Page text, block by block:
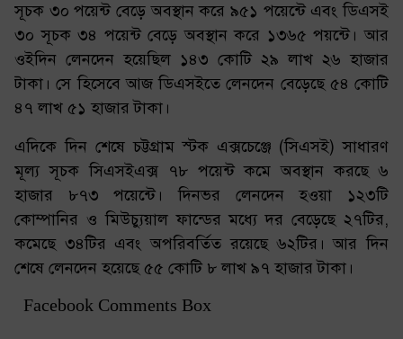
সূচক ৩০ পয়েন্ট বেড়ে অবস্থান করে ৯৫১ পয়েন্টে এবং ডিএসই
৩০ সূচক ৩৪ পয়েন্ট বেড়ে অবস্থান করে ১৩৬৫ পয়ন্টে। আর
ওইদিন লেনদেন হয়েছিল ১৪৩ কোটি ২৯ লাখ ২৬ হাজার
টাকা। সে হিসেবে আজ ডিএসইতে লেনদেন বেড়েছে ৫৪ কোটি
৪৭ লাখ ৫১ হাজার টাকা।
এদিকে দিন শেষে চট্টগ্রাম স্টক এক্সচেঞ্জে (সিএসই) সাধারণ
মূল্য সূচক সিএসইএক্স ৭৮ পয়েন্ট কমে অবস্থান করছে ৬
হাজার ৮৭৩ পয়েন্টে। দিনভর লেনদেন হওয়া ১২৩টি
কোম্পানির ও মিউচ্যুয়াল ফান্ডের মধ্যে দর বেড়েছে ২৭টির,
কমেছে ৩৪টির এবং অপরিবর্তিত রয়েছে ৬২টির। আর দিন
শেষে লেনদেন হয়েছে ৫৫ কোটি ৮ লাখ ৯৭ হাজার টাকা।
Facebook Comments Box